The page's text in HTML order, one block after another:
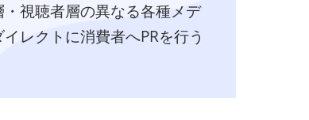
視聴者層の異なる各種メデ
レクトに消費者へPRを行う